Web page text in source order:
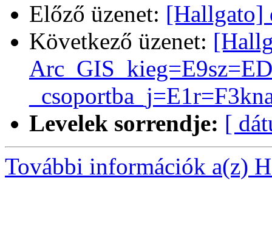
Előző üzenet: [Hallgato]
Következő üzenet:
Levelek sorrendje: [
További információk a(z)